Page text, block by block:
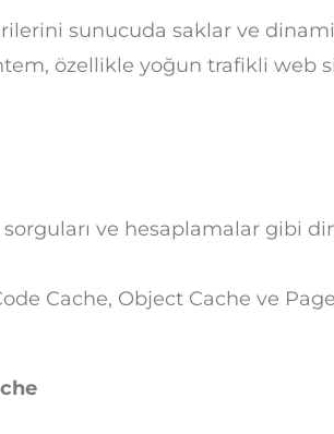
sunucuda saklar ve
özellikle yoğun trafikli web
sorguları ve hesaplamalar gibi
Cache, Object Cache ve